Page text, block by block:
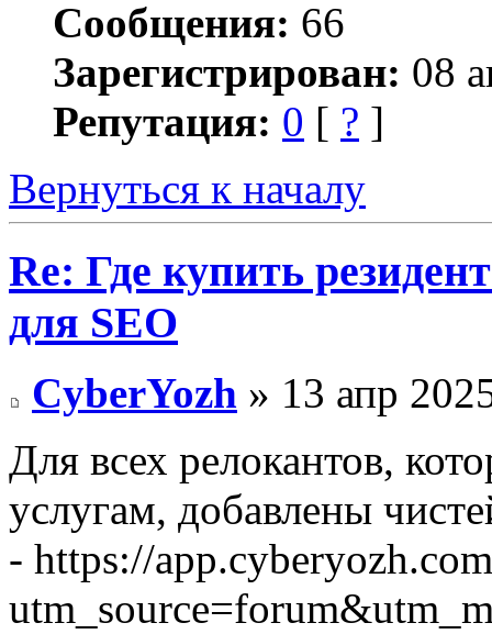
Сообщения: 66
Зарегистрирован: 08
Репутация: 0 [ ? ]
Вернуться к началу
Re: Где купить
для SEO
CyberYozh » 13 апр
Для всех релокантов,
услугам, добавлены
- https://